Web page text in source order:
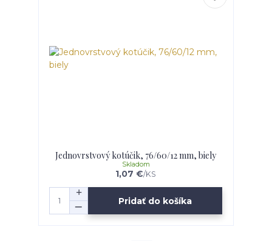
Jednovrstvový kotúčik, 76/60/12 mm, biely
1,07 €/KS
Skladom
Pridať do košíka